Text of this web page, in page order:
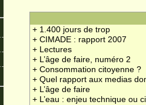
+ 1.400 jours de trop
+ CIMADE : rapport 2007
+ Lectures
+ L’âge de faire, numéro 2
+ Consommation citoyenne ?
+ Quel rapport aux medias
+ L’âge de faire
+ L’eau : enjeu technique ou